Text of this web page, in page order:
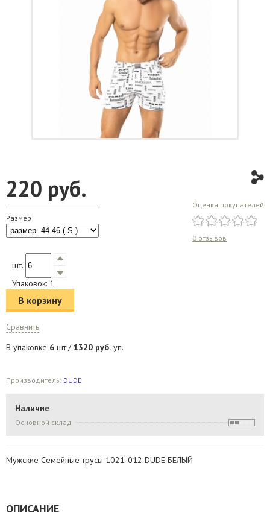
220 руб.
Размер
Оценка покупателей
0 отзывов
шт.
Упаковок: 1
В корзину
Сравнить
В упаковке 6 шт./1320 руб. уп.
Производитель: DUDE
Наличие
Основной склад
Мужские Семейные трусы 1021-012 DUDE БЕЛЫЙ
ОПИСАНИЕ